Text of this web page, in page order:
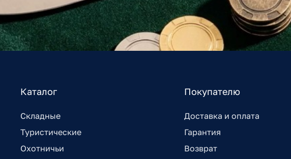
Каталог
Складные
Туристические
Охотничьи
Покупателю
Доставка и оплата
Гарантия
Возврат